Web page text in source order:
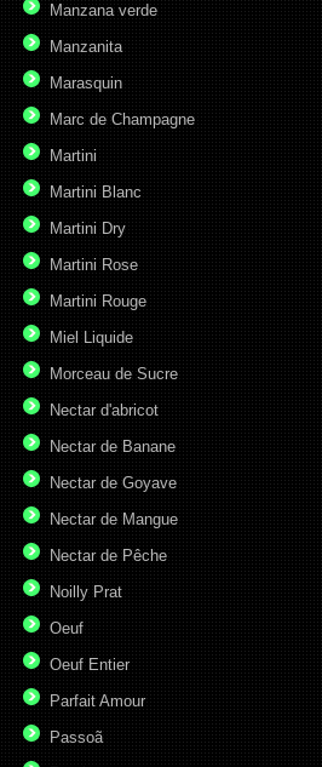
Manzana verde
Manzanita
Marasquin
Marc de Champagne
Martini
Martini Blanc
Martini Dry
Martini Rose
Martini Rouge
Miel Liquide
Morceau de Sucre
Nectar d'abricot
Nectar de Banane
Nectar de Goyave
Nectar de Mangue
Nectar de Pêche
Noilly Prat
Oeuf
Oeuf Entier
Parfait Amour
Passoã